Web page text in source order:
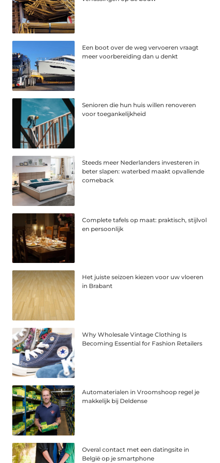
Een boot over de weg vervoeren vraagt
meer voorbereiding dan u denkt
Senioren die hun huis willen renoveren
voor toegankelijkheid
Steeds meer Nederlanders investeren in
beter slapen: waterbed maakt opvallende
comeback
Complete tafels op maat: praktisch, stijlvol
en persoonlijk
Het juiste seizoen kiezen voor uw vloeren
in Brabant
Why Wholesale Vintage Clothing Is
Becoming Essential for Fashion Retailers
Automaterialen in Vroomshoop regel je
makkelijk bij Deldense
Overal contact met een datingsite in
België op je smartphone